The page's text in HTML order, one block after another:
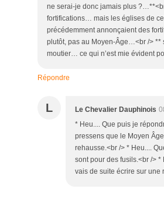
ne serai-je donc jamais plus
fortifications… mais les églises de
précédemment annonçaient des
plutôt, pas au Moyen-Âge…<br /> **
moutier… ce qui n’est mie évident
Répondre
L Le Chevalier Dauphinois
* Heu.... Que puis je
pressens que le Moyen
rehausse.<br /> * Heu....
sont pour des fusils.<br /> *
vais de suite écrire sur une